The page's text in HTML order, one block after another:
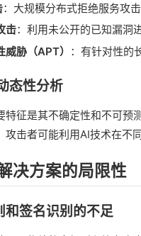
：大规模分布式拒绝服务攻
击：利用未公开的已知漏洞
威胁（APT） ：有针对性的
态性分析
特征是其不确定性和不可预
攻击者可能利用AI技术在不
决方案的局限性
和签名识别的不足